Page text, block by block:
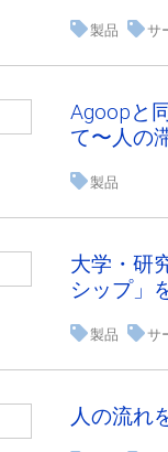
製品 サ
Agoopと
て〜人の
製品
大学・研
シップ」
製品 サ
人の流れ